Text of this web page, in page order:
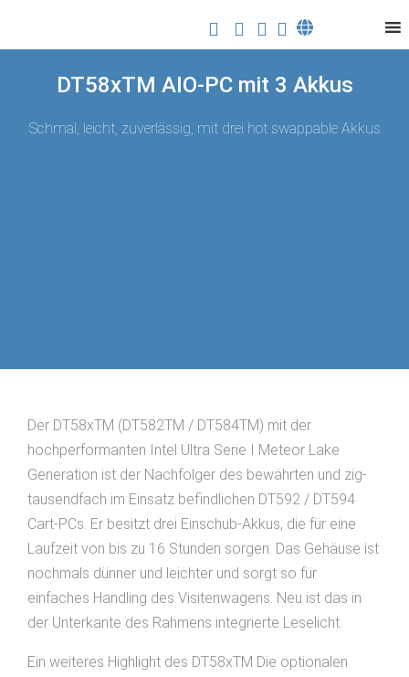
DT58xTM AIO-PC mit 3 Akkus
Schmal, leicht, zuverlässig, mit drei hot swappable Akkus
Der DT58xTM (DT582TM / DT584TM) mit der
hochperformanten Intel Ultra Serie I Meteor Lake
Generation ist der Nachfolger des bewährten und zig-
tausendfach im Einsatz befindlichen DT592 / DT594
Cart-PCs. Er besitzt drei Einschub-Akkus, die für eine
Laufzeit von bis zu 16 Stunden sorgen. Das Gehäuse ist
nochmals dünner und leichter und sorgt so für
einfaches Handling des Visitenwagens. Neu ist das in
der Unterkante des Rahmens integrierte Leselicht.
Ein weiteres Highlight des DT58xTM Die optionalen